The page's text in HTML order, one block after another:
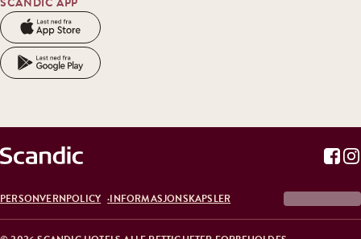
PERSONVERNPOLICY INFORMASJONSKAPSLER